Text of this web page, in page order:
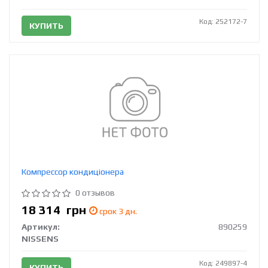
КУПИТЬ Код: 252172-7
Компрессор кондиціонера
0 отзывов
18 314 грн
срок 3 дн.
Артикул:
890259
NISSENS
Код: 249897-4